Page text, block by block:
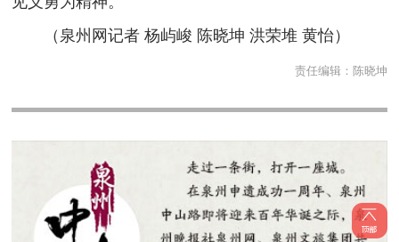
（泉州网记者 杨屿峻 陈晓坤 洪荣堆 黄怡）
责任编辑： 陈晓坤